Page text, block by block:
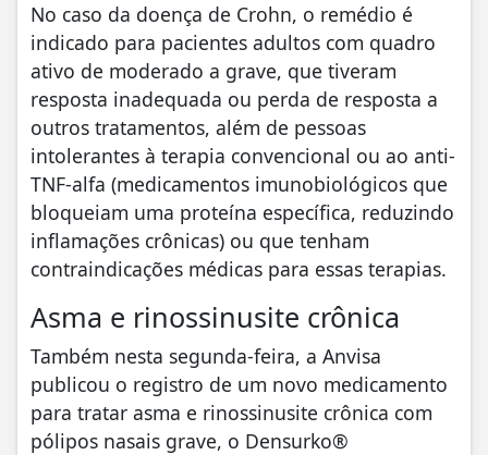
No caso da doença de Crohn, o remédio é
indicado para pacientes adultos com quadro
ativo de moderado a grave, que tiveram
resposta inadequada ou perda de resposta a
outros tratamentos, além de pessoas
intolerantes à terapia convencional ou ao anti-
TNF-alfa (medicamentos imunobiológicos que
bloqueiam uma proteína específica, reduzindo
inflamações crônicas) ou que tenham
contraindicações médicas para essas terapias.
Asma e rinossinusite crônica
Também nesta segunda-feira, a Anvisa
publicou o registro de um novo medicamento
para tratar asma e rinossinusite crônica com
pólipos nasais grave, o Densurko®